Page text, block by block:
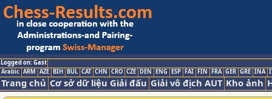
Logged on: Gast
Arabic ARM AZE BIH BUL CAT CHN CRO CZE DEN ENG ESP FAI FIN FRA GER GRE INA
Trang chủ Cơ sở dữ liệu Giải đấu Giải vô địch AUT Kho ảnh